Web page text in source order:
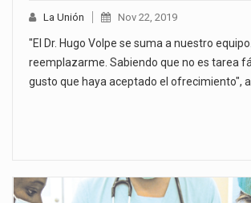
La Unión Nov 22, 2019
"El Dr. Hugo Volpe se suma a nuestro
reemplazarme. Sabiendo que no es tarea
gusto que haya aceptado el ofrecimiento",